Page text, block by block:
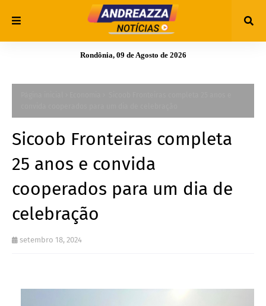
Rondônia, 09 de Agosto de 2026
Sicoob Fronteiras completa
25 anos e convida
cooperados para um dia de
celebração
setembro 18, 2024